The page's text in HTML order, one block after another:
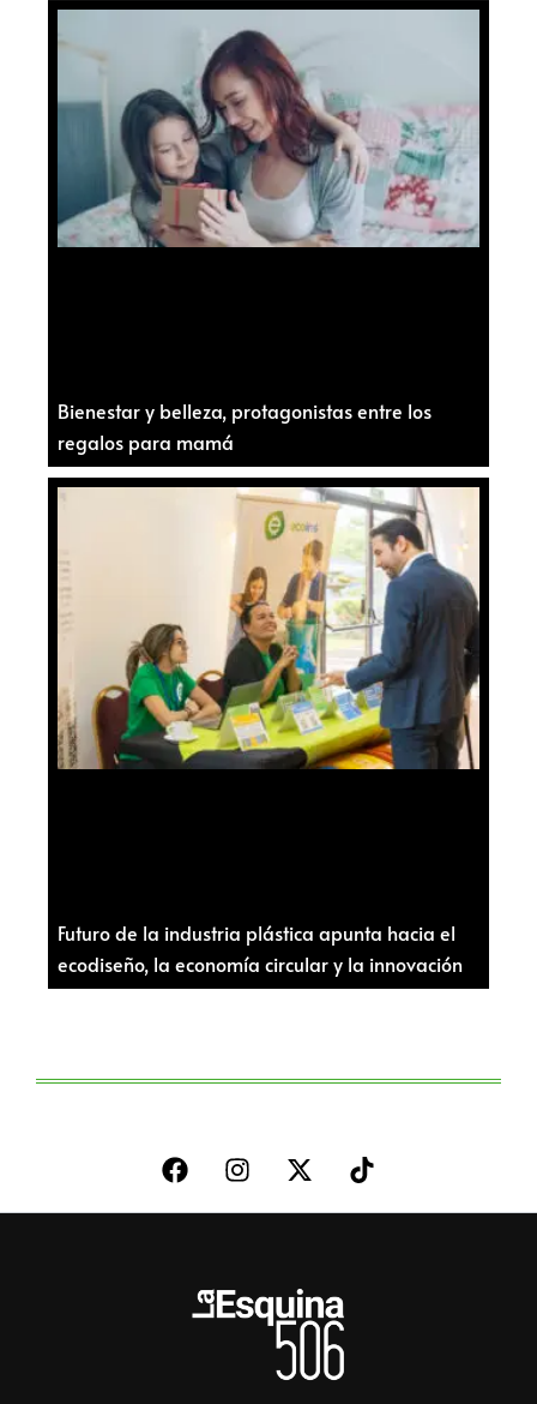
Bienestar y belleza, protagonistas entre los
regalos para mamá
Futuro de la industria plástica apunta hacia el
ecodiseño, la economía circular y la innovación